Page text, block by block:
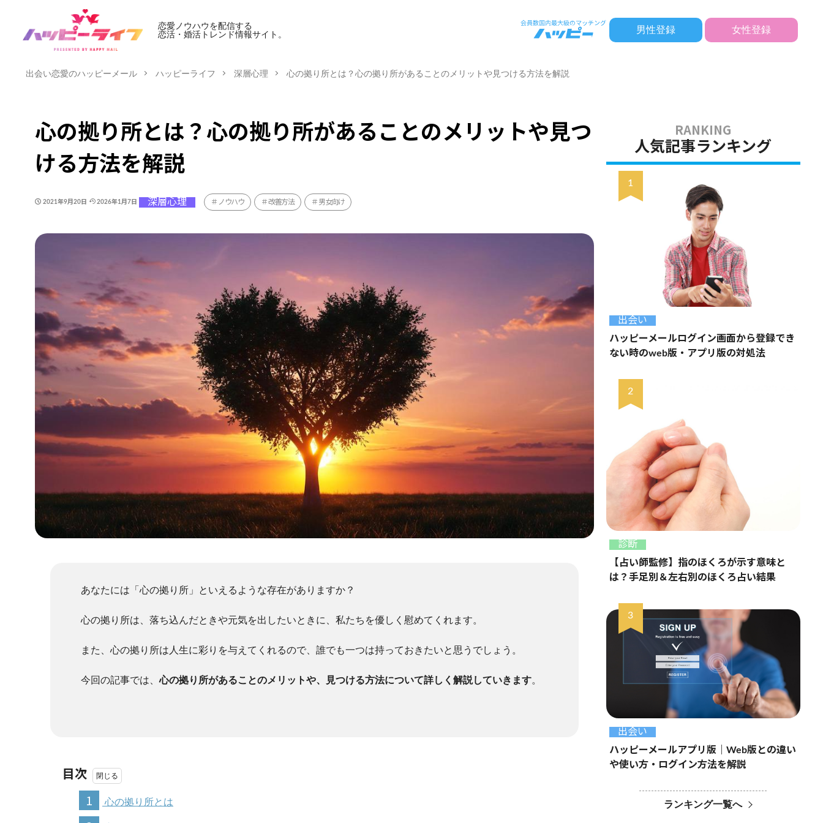
恋愛ノウハウを配信する
恋活・婚活トレンド情報サイト。
男性登録 女性登録
出会い恋愛のハッピーメール ハッピーライフ 深層心理 心の拠り所とは？心の拠り所があることのメリットや見つける方法を解説
心の拠り所とは？心の拠り所があることのメリットや見つ
ける方法を解説
2021年9月20日 2026年1月7日 深層心理 ノウハウ 改善方法 男女向け
あなたには「心の拠り所」といえるような存在がありますか？
心の拠り所は、落ち込んだときや元気を出したいときに、私たちを優しく慰めてくれます。
また、心の拠り所は人生に彩りを与えてくれるので、誰でも一つは持っておきたいと思うでしょう。
今回の記事では、心の拠り所があることのメリットや、見つける方法について詳しく解説していきます。
目次
1
心の拠り所とは
人気記事ランキング
出会い
ハッピーメールログイン画面から登録でき
ない時のweb版・アプリ版の対処法
診断
【占い師監修】指のほくろが示す意味と
は？手足別＆左右別のほくろ占い結果
出会い
ハッピーメールアプリ版｜Web版との違い
や使い方・ログイン方法を解説
ランキング一覧へ